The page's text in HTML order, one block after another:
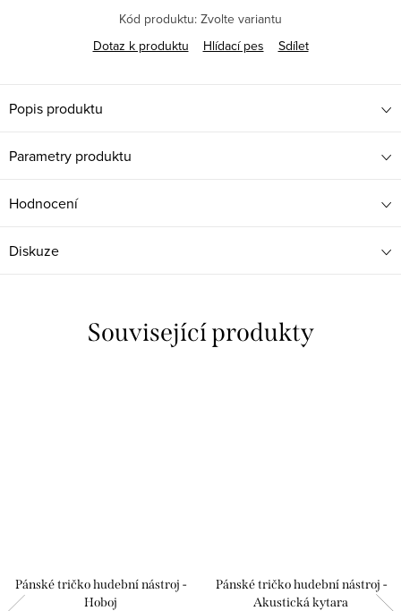
Kód produktu: Zvolte variantu
Dotaz k produktu
Hlídací pes Sdílet
Popis produktu
Parametry produktu
Hodnocení
Diskuze
Související produkty
Pánské tričko hudební nástroj -
Hoboj
Pánské tričko hudební nástroj -
Akustická kytara